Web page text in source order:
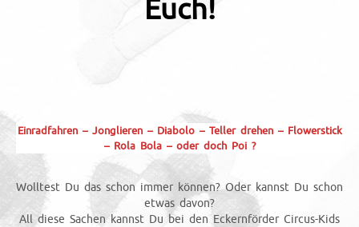
Euch!
Einradfahren – Jonglieren – Diabolo – Teller drehen – Flowerstick
– Rola Bola – oder doch Poi ?
Wolltest Du das schon immer können? Oder kannst Du schon
etwas davon?
All diese Sachen kannst Du bei den Eckernförder Circus-Kids